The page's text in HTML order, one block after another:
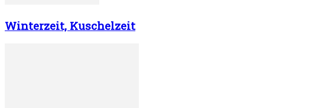
Winterzeit, Kuschelzeit